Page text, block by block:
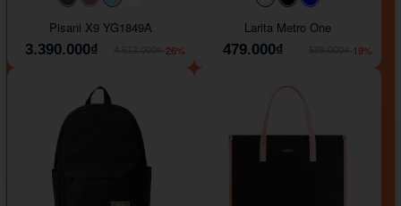
#40454a#b76e79
#9ad8e7
Pisani X9 YG1849A
3.390.000₫
-26%
#faf0e6#000000
Larita Metro One
479.000₫
-19%